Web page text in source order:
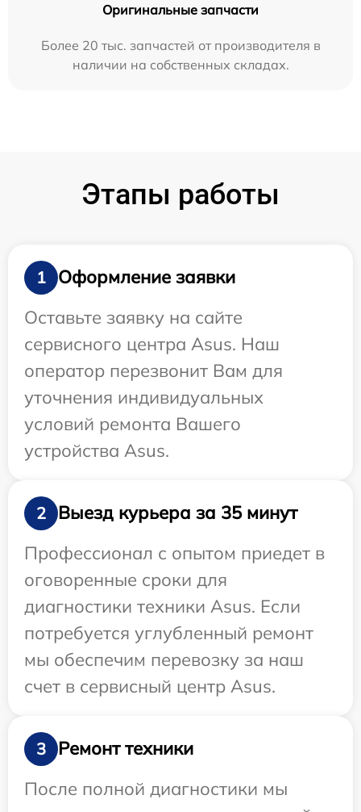
Оригинальные запчасти
Более 20 тыс. запчастей от производителя в
наличии на собственных складах.
Этапы работы
1
Оформление заявки
Оставьте заявку на сайте
сервисного центра Asus. Наш
оператор перезвонит Вам для
уточнения индивидуальных
условий ремонта Вашего
устройства Asus.
2
Выезд курьера за 35 минут
Профессионал с опытом приедет в
оговоренные сроки для
диагностики техники Asus. Если
потребуется углубленный ремонт
мы обеспечим перевозку за наш
счет в сервисный центр Asus.
3
Ремонт техники
После полной диагностики мы